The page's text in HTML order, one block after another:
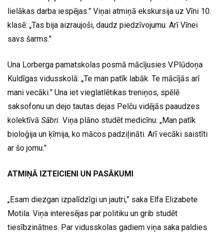
lielākas darba iespējas.” Viņai atmiņā ekskursija uz Vīni 10.
klasē: „Tas bija aizraujoši, daudz piedzīvojumu. Arī Vīnei
savs šarms.”
Una Lorberga pamatskolas posmā mācījusies V.Plūdoņa
Kuldīgas vidusskolā: „Te man patīk labāk. Te mācījās arī
mani vecāki.” Una iet vieglatlētikas treniņos, spēlē
saksofonu un dejo tautas dejas Pelču vidējās paaudzes
kolektīvā Sābri. Viņa plāno studēt medicīnu: „Man patīk
bioloģija un ķīmija, ko mācos padziļināti. Arī vecāki saistīti
ar šo jomu.”
ATMIŅĀ IZTEICIENI UN PASĀKUMI
„Esam diezgan izpalīdzīgi un jautri,” saka Elfa Elizabete
Motila. Viņa interesējas par politiku un grib studēt
tiesībzinātnes. Par vidusskolas gadiem viņa saka paldies